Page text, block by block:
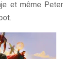
et même Peter